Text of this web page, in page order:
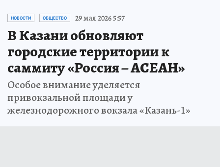
НОВОСТИ ОБЩЕСТВО 29 мая 2026 5:57
В Казани обновляют
городские территории к
саммиту «Россия – АСЕАН»
Особое внимание уделяется
привокзальной площади у
железнодорожного вокзала «Казань-1»